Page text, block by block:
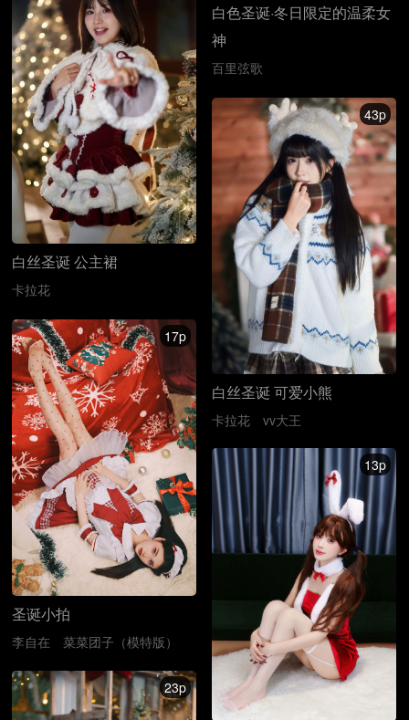
白色圣诞·冬日限定的温柔女
神
百里弦歌
白丝圣诞 公主裙
卡拉花
43p
白丝圣诞 可爱小熊
卡拉花 vv大王
17p
圣诞小拍
李自在 菜菜团子（模特版）
13p
23p